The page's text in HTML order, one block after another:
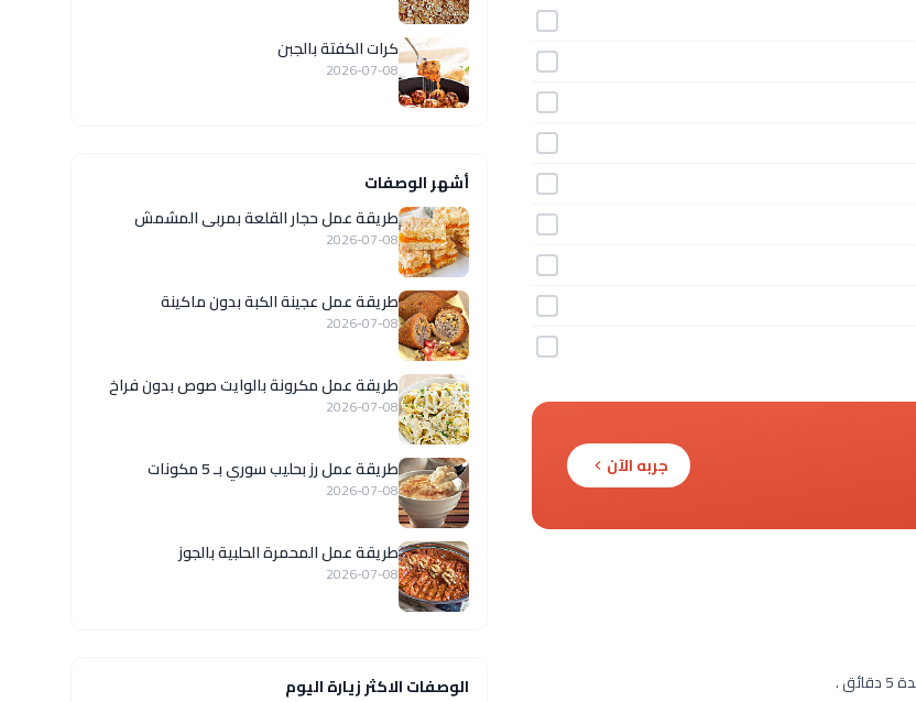
جربه الآن
.
كرات الكفتة بالجبن
2026-07-08
أشهر الوصفات
طريقة عمل حجار القلعة بمربى المشمش
2026-07-08
طريقة عمل عجينة الكبة بدون ماكينة
2026-07-08
طريقة عمل مكرونة بالوايت صوص بدون فراخ
2026-07-08
طريقة عمل رز بحليب سوري بـ 5 مكونات
2026-07-08
طريقة عمل المحمرة الحلبية بالجوز
2026-07-08
الوصفات الاكثر زيارة اليوم